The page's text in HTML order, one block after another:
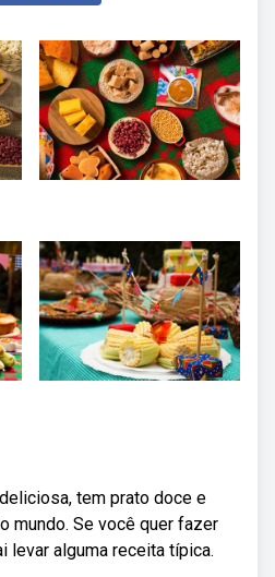
tem prato doce e
mundo. Se você quer fazer
levar alguma receita típica.